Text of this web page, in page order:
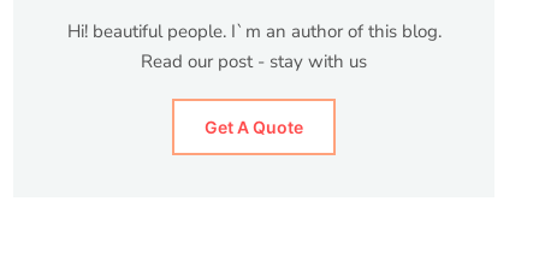
Hi! beautiful people. I`m an author of this blog.
Read our post - stay with us
Get A Quote